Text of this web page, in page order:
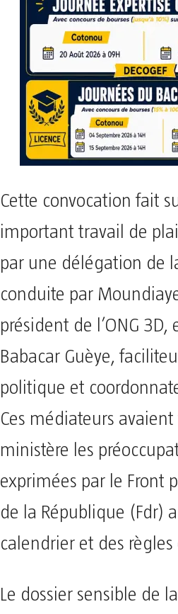
Cette convocation fait
important travail de
par une délégation de
conduite par
président de l’ONG 3D,
Babacar Guèye,
politique et
Ces médiateurs
ministère les
exprimées par le Front
de la République (Fdr)
calendrier et des règles
Le dossier sensible de